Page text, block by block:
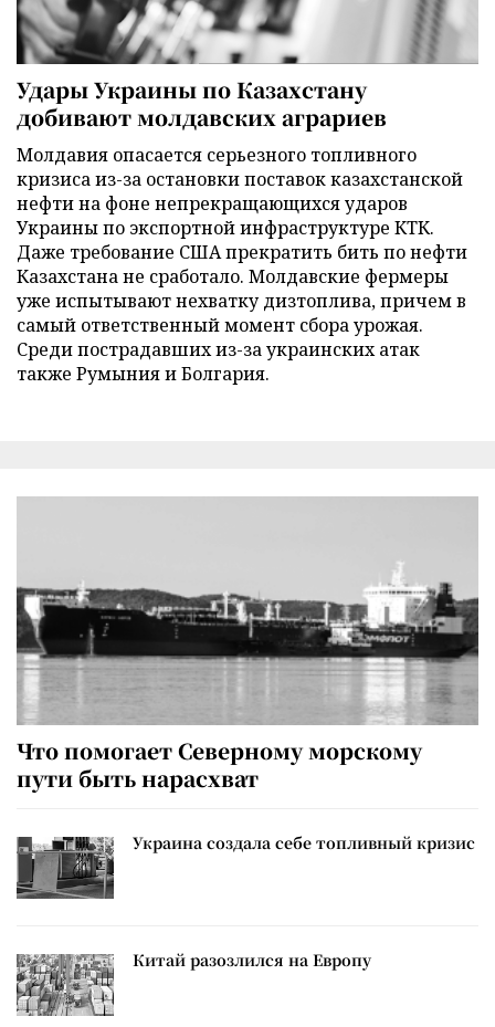
Удары Украины по Казахстану
добивают молдавских аграриев
Молдавия опасается серьезного топливного
кризиса из-за остановки поставок казахстанской
нефти на фоне непрекращающихся ударов
Украины по экспортной инфраструктуре КТК.
Даже требование США прекратить бить по нефти
Казахстана не сработало. Молдавские фермеры
уже испытывают нехватку дизтоплива, причем в
самый ответственный момент сбора урожая.
Среди пострадавших из-за украинских атак
также Румыния и Болгария.
Что помогает Северному морскому
пути быть нарасхват
Украина создала себе топливный кризис
Китай разозлился на Европу